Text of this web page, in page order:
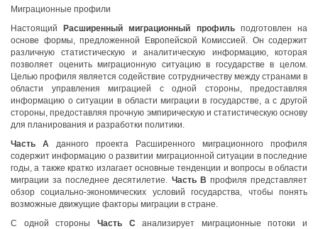
Миграционные профили
Настоящий
Расширенный миграционный профильподготовлен на
основе формы, предложенной Европейской Комиссией. Он содержит
различную статистическую и аналитическую информацию, которая
позволяет оценить миграционную ситуацию в государстве в целом.
Целью профиля является содействие сотрудничеству между странами в
области управления миграцией с одной стороны, предоставляя
информацию о ситуации в области миграции в государстве, а с другой
стороны, предоставляя прочную эмпирическую и статистическую основу
для планирования и разработки политики.
Часть А данного проекта Расширенного миграционного профиля
содержит информацию о развитии миграционной ситуации в последние
годы, а также кратко излагает основные тенденции и вопросы в области
миграции за последнее десятилетие. Часть В профиля представляет
обзор социально-экономических условий государства, чтобы понять
возможные движущие факторы миграции в стране.
С одной стороны Часть С анализирует миграционные потоки и